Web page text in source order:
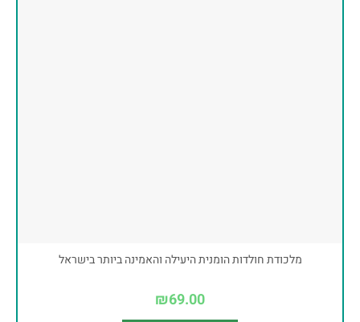
מלכודת חולדות הומנית היעילה והאמינה ביותר בישראל
₪69.00